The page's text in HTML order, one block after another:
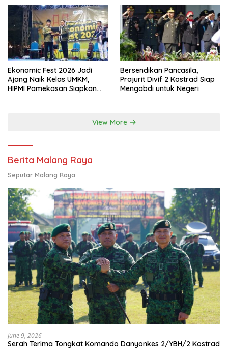
Ekonomic Fest 2026 Jadi
Ajang Naik Kelas UMKM,
HIPMI Pamekasan Siapkan
Bersendikan Pancasila,
Prajurit Divif 2 Kostrad Siap
Mengabdi untuk Negeri
View More
Berita Malang Raya
Seputar Malang Raya
June 9, 2026
Serah Terima Tongkat Komando Danyonkes 2/YBH/2 Kostrad